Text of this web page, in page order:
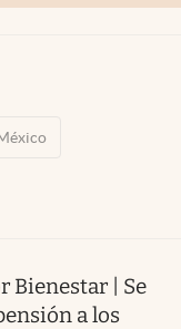
Bienestar | Se
a los